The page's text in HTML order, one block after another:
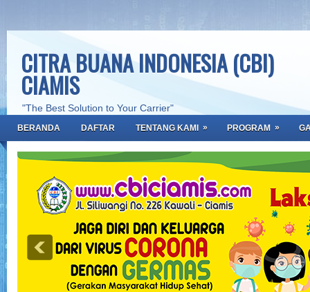
CITRA BUANA INDONESIA (CBI)
CIAMIS
"The Best Solution to Your Carrier"
BERANDA DAFTAR TENTANG KAMI » PROGRAM »